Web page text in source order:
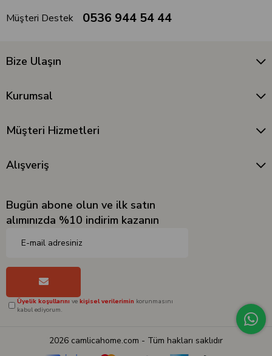
Müşteri Destek 0536 944 54 44
Bize Ulaşın
Kurumsal
Müşteri Hizmetleri
Alışveriş
Bugün abone olun ve ilk satın
alımınızda %10 indirim kazanın
Üyelik koşullarını ve kişisel verilerimin korunmasını
kabul ediyorum.
2026 camlicahome.com - Tüm hakları saklıdır